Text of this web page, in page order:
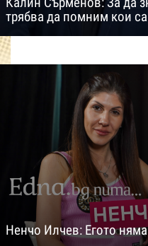
трябва да помним кои
Ненчо Илчев: Егото